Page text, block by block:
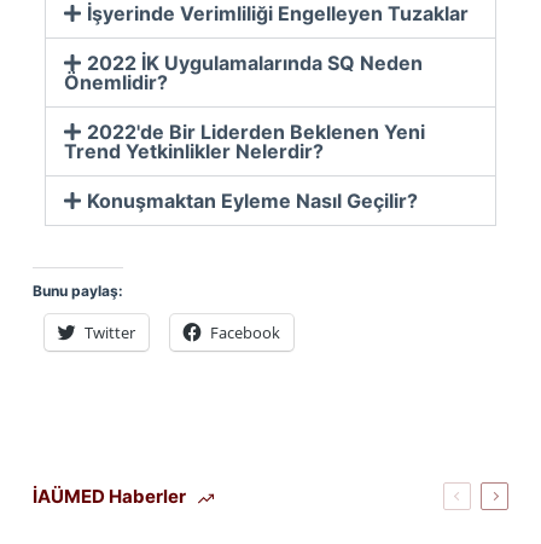
İşyerinde Verimliliği Engelleyen Tuzaklar
2022 İK Uygulamalarında SQ Neden
Önemlidir?
2022'de Bir Liderden Beklenen Yeni
Trend Yetkinlikler Nelerdir?
Konuşmaktan Eyleme Nasıl Geçilir?
Bunu paylaş:
Twitter Facebook
İAÜMED Haberler